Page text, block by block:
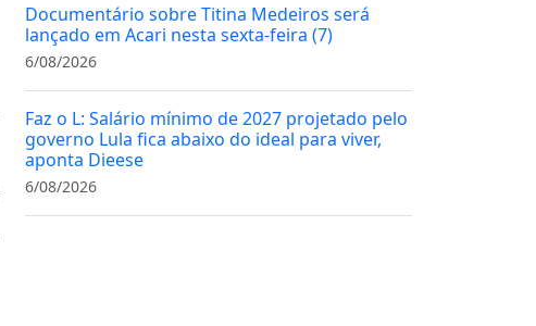
Documentário sobre Titina Medeiros será
lançado em Acari nesta sexta-feira (7)
6/08/2026
Faz o L: Salário mínimo de 2027 projetado pelo
governo Lula fica abaixo do ideal para viver,
aponta Dieese
6/08/2026